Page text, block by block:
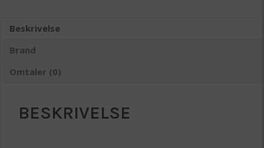
Beskrivelse
Brand
Omtaler (0)
BESKRIVELSE